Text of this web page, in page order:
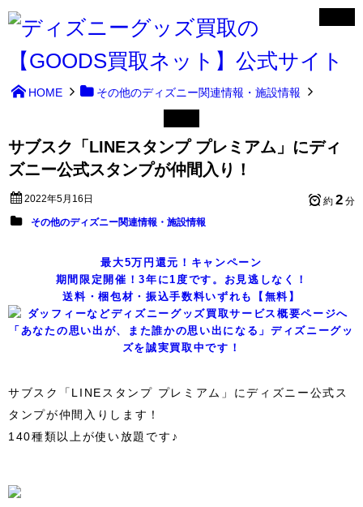
HOME その他のディズニー関連情報・施設情報
サブスク「LINEスタンプ プレミアム」にディ
ズニー公式スタンプが仲間入り！
2022年5月16日 約 2 分
その他のディズニー関連情報・施設情報
最大5万円還元！キャンペーン
期間限定開催！3年に1度です。お見逃しなく！
送料・梱包材・振込手数料いずれも【無料】
「あなたの思い出が、また誰かの思い出になる」ディズニーグッ
ズを誠実買取中です！
サブスク「LINEスタンプ プレミアム」にディズニー公式ス
タンプが仲間入りします！
140種類以上が使い放題です♪